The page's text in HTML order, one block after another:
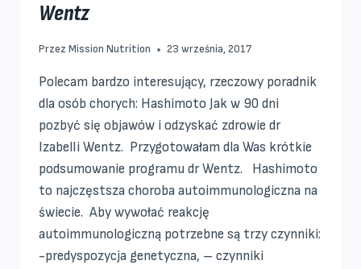
Wentz
Przez Mission Nutrition 23 września, 2017
Polecam bardzo interesujący, rzeczowy poradnik
dla osób chorych: Hashimoto Jak w 90 dni
pozbyć się objawów i odzyskać zdrowie dr
Izabelli Wentz. Przygotowałam dla Was krótkie
podsumowanie programu dr Wentz. Hashimoto
to najczęstsza choroba autoimmunologiczna na
świecie. Aby wywołać reakcję
autoimmunologiczną potrzebne są trzy czynniki:
-predyspozycja genetyczna, – czynniki